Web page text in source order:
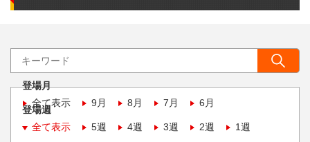
登場月
全て表示
9月 8月 7月 6月
登場週
全て表示
5週 4週 3週 2週 1週